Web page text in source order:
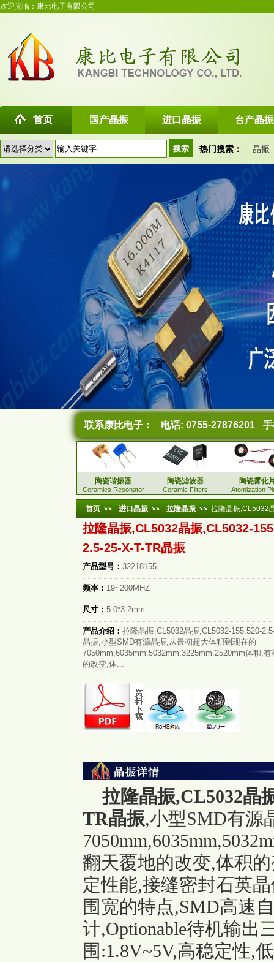
欢迎光临：康比电子有限公司
首页 国产晶振 进口晶振 台产晶振
热门搜索： 晶振
联系康比电子： 电话: 0755-27876201
陶瓷谐振器
Ceramics Resonator
陶瓷滤波器
Ceramic Filters
陶瓷雾化
Atomization
首页 进口晶振 拉隆晶振 拉隆晶振,CL5032
拉隆晶振,CL5032晶振,CL5032-
2.5-25-X-T-TR晶振
产品型号： 32218155
频率： 19~200MHZ
尺寸： 5.0*3.2mm
产品介绍： 拉隆晶振,CL5032晶振,CL5032-155.520-
晶振,小型SMD有源晶振,从最初超大体积到现在的
7050mm,6035mm,5032mm,3225mm,2520mm体积,有
的改变,体...
拉隆晶振,CL5032晶
TR晶振,小型SMD有源
翻天覆地的改变,体积
定性能,接缝密封石英
围宽的特点,SMD高速
计,Optionable待机输出
围:1.8V~5V,高稳定性,